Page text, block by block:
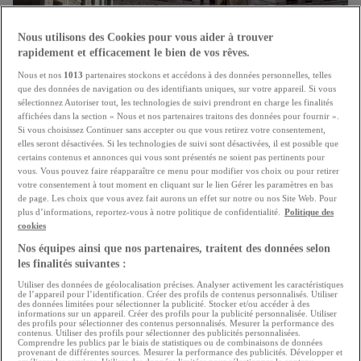
"Booster" pour la construction de logement
Le secteur immobilier salue les mesures annoncées par
le gouvernement
21.07.2026
Nous utilisons des Cookies pour vous aider à trouver
rapidement et efficacement le bien de vos rêves.
Nous et nos 1013 partenaires stockons et accédons à des données personnelles, telles
que des données de navigation ou des identifiants uniques, sur votre appareil. Si vous
sélectionnez Autoriser tout, les technologies de suivi prendront en charge les finalités
affichées dans la section « Nous et nos partenaires traitons des données pour fournir ».
Si vous choisissez Continuer sans accepter ou que vous retirez votre consentement,
elles seront désactivées. Si les technologies de suivi sont désactivées, il est possible que
certains contenus et annonces qui vous sont présentés ne soient pas pertinents pour
vous. Vous pouvez faire réapparaître ce menu pour modifier vos choix ou pour retirer
votre consentement à tout moment en cliquant sur le lien Gérer les paramètres en bas
de page. Les choix que vous avez fait aurons un effet sur notre ou nos Site Web. Pour
plus d’informations, reportez-vous à notre politique de confidentialité.
Politique des
cookies
Nos équipes ainsi que nos partenaires, traitent des données selon
les finalités suivantes :
Utiliser des données de géolocalisation précises. Analyser activement les caractéristiques
de l’appareil pour l’identification. Créer des profils de contenus personnalisés. Utiliser
des données limitées pour sélectionner la publicité. Stocker et/ou accéder à des
informations sur un appareil. Créer des profils pour la publicité personnalisée. Utiliser
des profils pour sélectionner des contenus personnalisés. Mesurer la performance des
contenus. Utiliser des profils pour sélectionner des publicités personnalisées.
Comprendre les publics par le biais de statistiques ou de combinaisons de données
provenant de différentes sources. Mesurer la performance des publicités. Développer et